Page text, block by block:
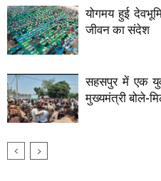
योगमय हुई
जीवन का संदेश
सहसपुर में एक
मुख्यमंत्री बोले-